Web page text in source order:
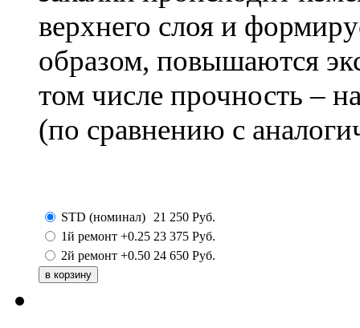
верхнего слоя и
образом, повышаются
том числе прочность –
(по сравнению с
STD (номинал) 21 250 Руб.
1й ремонт +0.25 23 375 Руб.
2й ремонт +0.50 24 650 Руб.